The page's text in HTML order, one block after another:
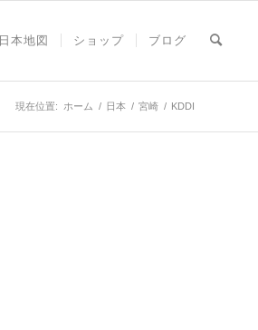
日本地図 ショップ ブログ
現在位置: ホーム / 日本 / 宮崎 / KDDI